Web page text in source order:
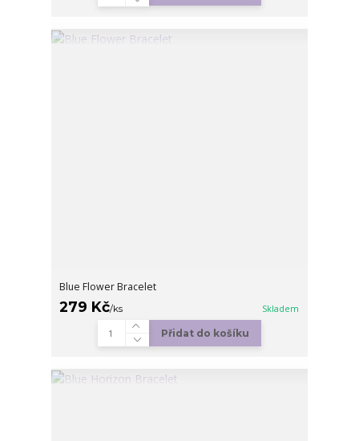
Blue Flower Bracelet
279 Kč/ks Skladem
Přidat do košíku